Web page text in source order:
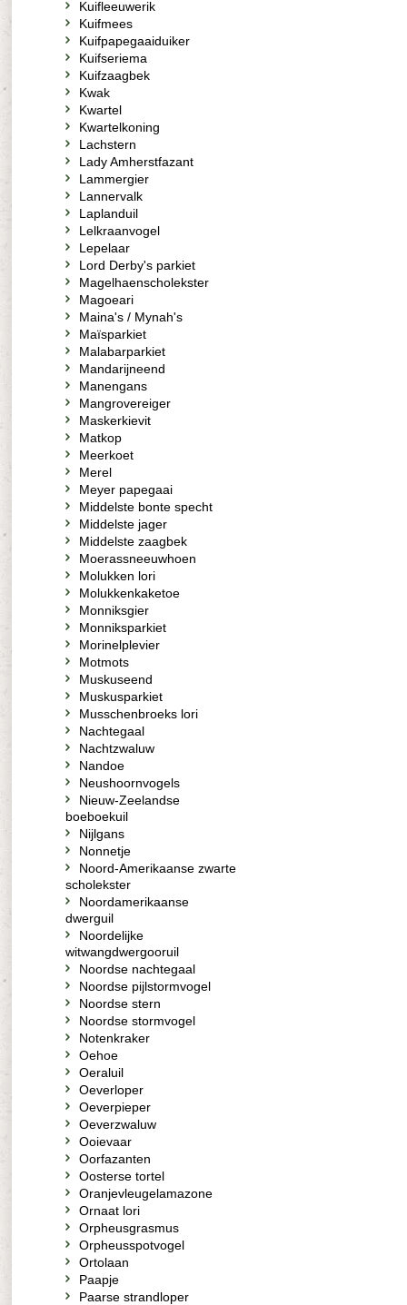
Kuifleeuwerik
Kuifmees
Kuifpapegaaiduiker
Kuifseriema
Kuifzaagbek
Kwak
Kwartel
Kwartelkoning
Lachstern
Lady Amherstfazant
Lammergier
Lannervalk
Laplanduil
Lelkraanvogel
Lepelaar
Lord Derby's parkiet
Magelhaenscholekster
Magoeari
Maina's / Mynah's
Maïsparkiet
Malabarparkiet
Mandarijneend
Manengans
Mangrovereiger
Maskerkievit
Matkop
Meerkoet
Merel
Meyer papegaai
Middelste bonte specht
Middelste jager
Middelste zaagbek
Moerassneeuwhoen
Molukken lori
Molukkenkaketoe
Monniksgier
Monniksparkiet
Morinelplevier
Motmots
Muskuseend
Muskusparkiet
Musschenbroeks lori
Nachtegaal
Nachtzwaluw
Nandoe
Neushoornvogels
Nieuw-Zeelandse
boeboekuil
Nijlgans
Nonnetje
Noord-Amerikaanse zwarte
scholekster
Noordamerikaanse
dwerguil
Noordelijke
witwangdwergooruil
Noordse nachtegaal
Noordse pijlstormvogel
Noordse stern
Noordse stormvogel
Notenkraker
Oehoe
Oeraluil
Oeverloper
Oeverpieper
Oeverzwaluw
Ooievaar
Oorfazanten
Oosterse tortel
Oranjevleugelamazone
Ornaat lori
Orpheusgrasmus
Orpheusspotvogel
Ortolaan
Paapje
Paarse strandloper